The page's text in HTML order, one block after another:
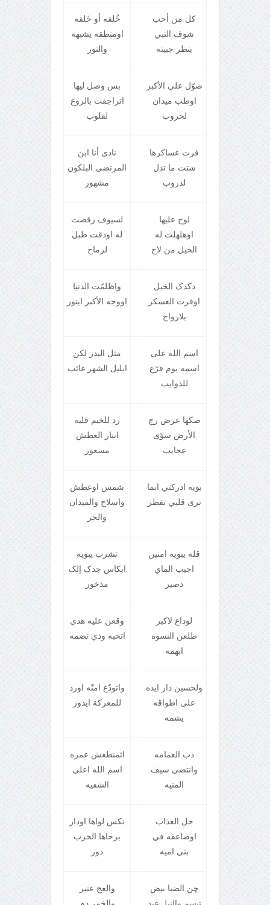
کل من أحب
شوف النبي
ينظر جبينه
خُلقه أو خَلقه
اومنطقه يشبهه
والنور
صوّل علي الأکبر
اوطب ميدان
لحروب
بس وصل ليها
اتراجفت بالروع
لقلوب
فرت عساکرها
شتت ما تدل
لدروب
نادی أنا ابن
المرتضی البلکون
مشهور
لوح عليها
اوهلهلت له
الخيل من لاح
لسيوف رقصت
له اودقت طبل
لرماح
دکدک الخيل
اوفرت العسکر
بلارواح
واظلمّت الدنيا
اووجه الأکبر اينور
اسم الله علی
اسمه يوم فرّع
للذوايب
مثل البدر لکن
ابليل الشهر غائب
صکها عرض رج
الأرض سوّی
عجايب
رد للخيم قلبه
ابنار العطش
مسعور
بويه ادرکني ابما
تری قلبي تفطر
شمس اوعطش
واسلاح والميدان
والحر
قله يبويه امنين
اجيب الماي
دصبر
تشرب يبويه
ابکاس جدک إلک
مذخور
لوداع لاکبر
طلعن النسوه
ابهمه
وقعن عليه هذي
اتحبه وذي تضمه
ولحسين دار ايده
علی اطواقه
يشمه
واتودّع امنّه اورد
للمعرکة ايدور
ذب العمامه
وانتضی سيف
المنيه
اثمنطعش عمره
اسم الله اعلی
الشفيه
حل العذاب
اوصاعقه في
بني اميه
نکس لواها اودار
برحاها الحرب
دور
چن الضبا بيض
والعج عنبر